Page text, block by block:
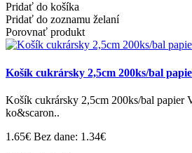
Pridať do košíka
Pridať do zoznamu želaní
Porovnať produkt
Košík cukrársky 2,5cm 200ks/bal
Košík cukrársky 2,5cm 200ks/bal papier
ko&scaron..
1.65€ Bez dane: 1.34€